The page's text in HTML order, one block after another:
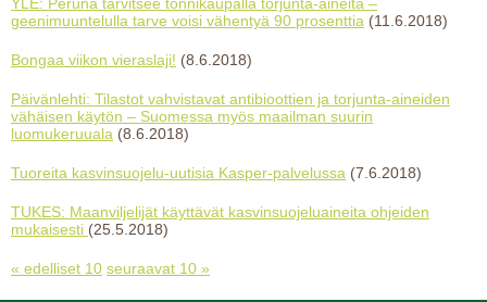
geenimuuntelulla tarve voisi vähentyä 90 prosenttia (11.6.2018)
Bongaa viikon vieraslaji! (8.6.2018)
Päivänlehti: Tilastot vahvistavat antibioottien ja torjunta-aineiden
vähäisen käytön – Suomessa myös maailman suurin
luomukeruuala (8.6.2018)
Tuoreita kasvinsuojelu-uutisia Kasper-palvelussa (7.6.2018)
TUKES: Maanviljelijät käyttävät kasvinsuojeluaineita ohjeiden
mukaisesti (25.5.2018)
« edelliset 10 seuraavat 10 »